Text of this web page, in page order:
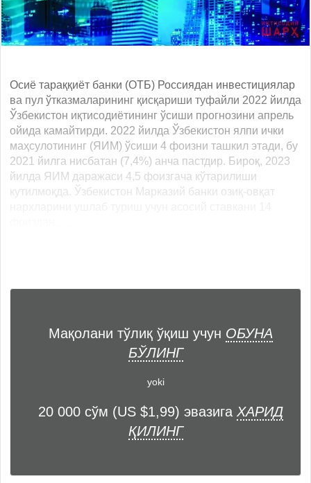
Осиё тараққиёт банки (ОТБ) Россиядан инвестициялар
ва пул ўтказмаларининг қисқариши туфайли 2022 йилда
Ўзбекистон иқтисодиётининг ўсиши прогнозини апрель
ойида камайтирди. 2022 йилда Ўзбекистон ялпи ички
маҳсулотининг (ЯИМ) ўсиши 4 фоизни ташкил этади, бу
2021 йилга нисбатан (7,4%) анча пастдир. Бироқ, 2023
йилда ЯИМ даражаси 4,5 фоизгача кўтарилиши
кутилмоқда. Ўзбекистон Марказий банки озиқ-овқат
Мақолани тўлиқ ўқиш учун ОБУНА
БЎЛИНГ
yoki
20 000 сўм (US $1,99) эвазига ХАРИД
ҚИЛИНГ